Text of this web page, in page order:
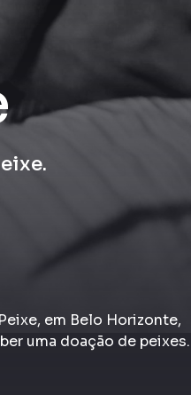
em Belo Horizonte,
uma doação de peixes.